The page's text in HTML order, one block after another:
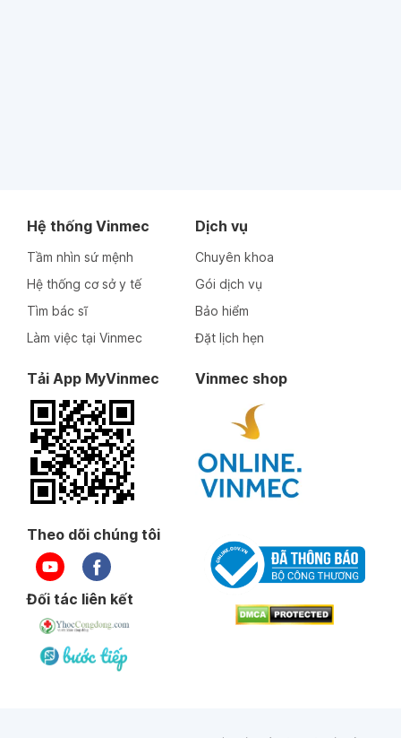
Hệ thống Vinmec
Tầm nhìn sứ mệnh
Hệ thống cơ sở y tế
Tìm bác sĩ
Làm việc tại Vinmec
Dịch vụ
Chuyên khoa
Gói dịch vụ
Bảo hiểm
Đặt lịch hẹn
Tải App MyVinmec Vinmec shop
Theo dõi chúng tôi
Đối tác liên kết